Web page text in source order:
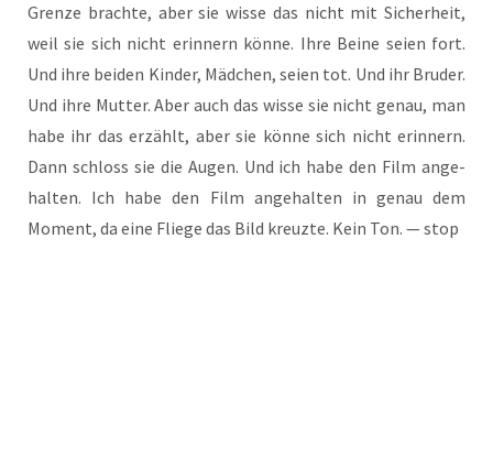
Gren­ze brach­te, aber sie wis­se das nicht mit Sicher­heit,
weil sie sich nicht erin­nern kön­ne. Ihre Bei­ne sei­en fort.
Und ihre bei­den Kin­der, Mäd­chen, sei­en tot. Und ihr Bru­der.
Und ihre Mut­ter. Aber auch das wis­se sie nicht genau, man
habe ihr das erzählt, aber sie kön­ne sich nicht erin­nern.
Dann schloss sie die Augen. Und ich habe den Film ange­
hal­ten. Ich habe den Film ange­hal­ten in genau dem
Moment, da eine Flie­ge das Bild kreuz­te. Kein Ton. — stop